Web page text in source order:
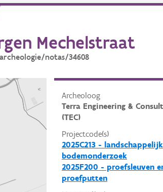
Mechelstraat
notas/34608
Archeoloog
Terra Engineering &
(TEC)
Projectcode(s)
2025C213 - landschappelijk
bodemonderzoek
2025F200 - proefsleuven
proefputten